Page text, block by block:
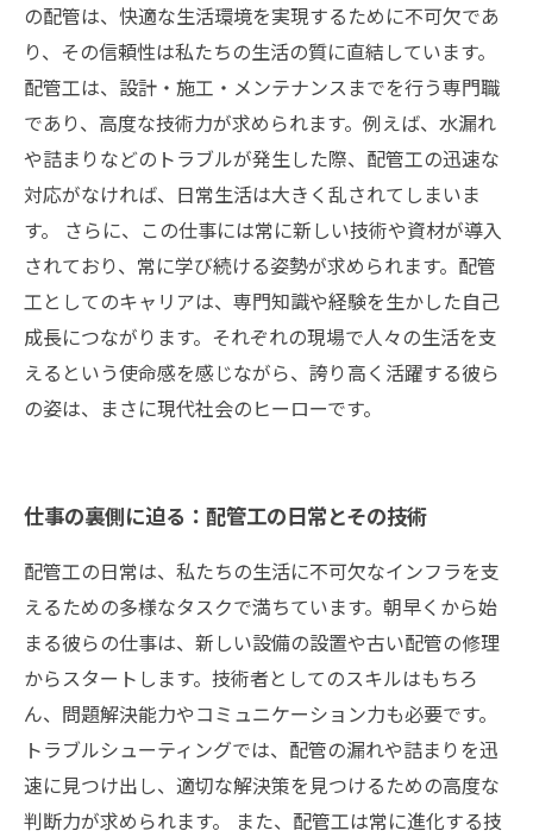
の配管は、快適な生活環境を実現するために不可欠であ
り、その信頼性は私たちの生活の質に直結しています。
配管工は、設計・施工・メンテナンスまでを行う専門職
であり、高度な技術力が求められます。例えば、水漏れ
や詰まりなどのトラブルが発生した際、配管工の迅速な
対応がなければ、日常生活は大きく乱されてしまいま
す。 さらに、この仕事には常に新しい技術や資材が導入
されており、常に学び続ける姿勢が求められます。配管
工としてのキャリアは、専門知識や経験を生かした自己
成長につながります。それぞれの現場で人々の生活を支
えるという使命感を感じながら、誇り高く活躍する彼ら
の姿は、まさに現代社会のヒーローです。
仕事の裏側に迫る：配管工の日常とその技術
配管工の日常は、私たちの生活に不可欠なインフラを支
えるための多様なタスクで満ちています。朝早くから始
まる彼らの仕事は、新しい設備の設置や古い配管の修理
からスタートします。技術者としてのスキルはもちろ
ん、問題解決能力やコミュニケーション力も必要です。
トラブルシューティングでは、配管の漏れや詰まりを迅
速に見つけ出し、適切な解決策を見つけるための高度な
判断力が求められます。 また、配管工は常に進化する技